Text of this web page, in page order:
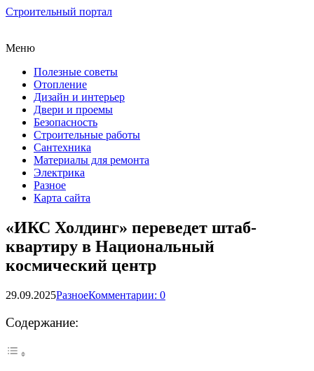
Строительный портал
Меню
Полезные советы
Отопление
Дизайн и интерьер
Двери и проемы
Безопасность
Строительные работы
Сантехника
Материалы для ремонта
Электрика
Разное
Карта сайта
«ИКС Холдинг» переведет штаб-
квартиру в Национальный
космический центр
29.09.2025РазноеКомментарии: 0
Содержание: